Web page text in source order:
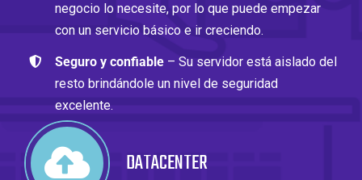
negocio lo necesite, por lo que puede empezar
con un servicio básico e ir creciendo.
Seguro y confiable – Su servidor está aislado del
resto brindándole un nivel de seguridad
excelente.
DATACENTER